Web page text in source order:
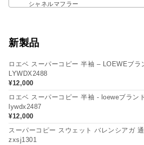
シャネルマフラー
新製品
ロエベ スーパーコピー 半袖 – LOEWEブラ
LYWDX2488
¥12,000
ロエベ スーパーコピー 半袖 - loeweブラン
lywdx2487
¥12,000
スーパーコピー スウェット バレンシアガ
zxsj1301